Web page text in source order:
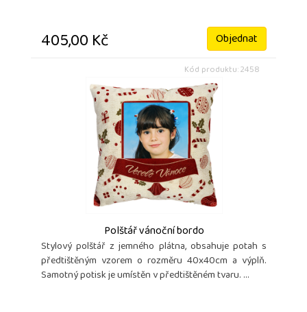
405,00 Kč Objednat
Kód produktu: 2458
Polštář vánoční bordo
Stylový polštář z jemného plátna, obsahuje potah s
předtištěným vzorem o rozměru 40x40cm a výplň.
Samotný potisk je umístěn v předtištěném tvaru. ...